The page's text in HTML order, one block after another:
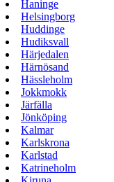
Haninge
Helsingborg
Huddinge
Hudiksvall
Härjedalen
Härnösand
Hässleholm
Jokkmokk
Järfälla
Jönköping
Kalmar
Karlskrona
Karlstad
Katrineholm